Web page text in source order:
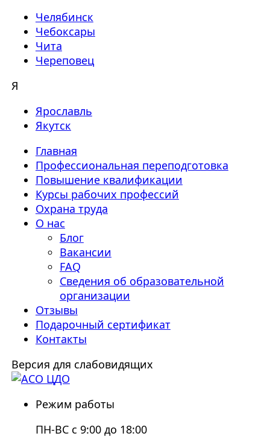
Челябинск
Чебоксары
Чита
Череповец
Я
Ярославль
Якутск
Главная
Профессиональная переподготовка
Повышение квалификации
Курсы рабочих профессий
Охрана труда
О нас
Блог
Вакансии
FAQ
Сведения об образовательной
организации
Отзывы
Подарочный сертификат
Контакты
Версия для слабовидящих
Режим работы
ПН-ВС с 9:00 до 18:00